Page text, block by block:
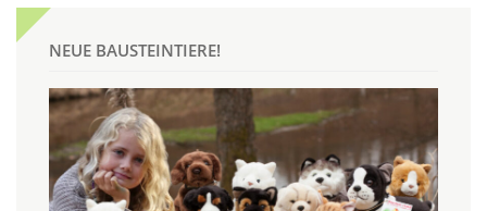
NEUE BAUSTEINTIERE!